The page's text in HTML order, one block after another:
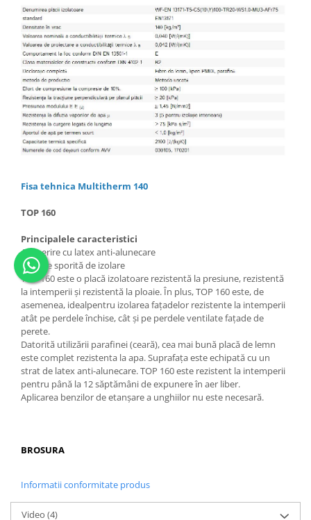
Fisa tehnica Multitherm 140
TOP 160
Principalele caracteristici
Acoperire cu latex anti-alunecare
Valoare sporită de izolare
TOP 160 este o placă izolatoare rezistentă la presiune, rezistentă
la intemperii și rezistentă la ploaie. În plus, TOP 160 este, de
asemenea, idealpentru izolarea fațadelor rezistente la intemperii
atât pe perdele închise, cât și pe perdele ventilate fațade de
perete.
Datorită utilizării parafinei (ceară), cea mai bună placă de lemn
este complet rezistenta la apa. Suprafața este echipată cu un
strat de latex anti-alunecare. TOP 160 este rezistent la intemperii
pentru până la 12 săptămâni de expunere în aer liber.
Aplicarea benzilor de etanșare a unghiilor nu este necesară.
BROSURA
Informatii conformitate produs
Video (4)